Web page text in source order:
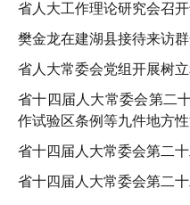
省人大工作理论研究会召
樊金龙在建湖县接待来访
省人大常委会党组开展树
省十四届人大常委会第二
作试验区条例等九件地方
省十四届人大常委会第二
省十四届人大常委会第二